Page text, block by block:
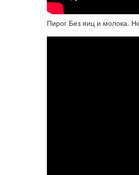
Пирог Без яиц и молока.